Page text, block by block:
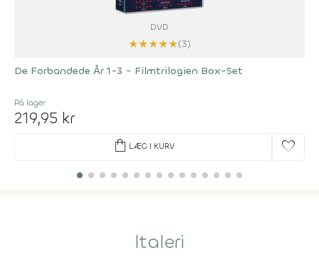
DVD
★★★★★(3)
De Forbandede År 1-3 - Filmtrilogien Box-Set
På lager
219,95 kr
shopping_bag LÆG I KURV favorite
Italeri